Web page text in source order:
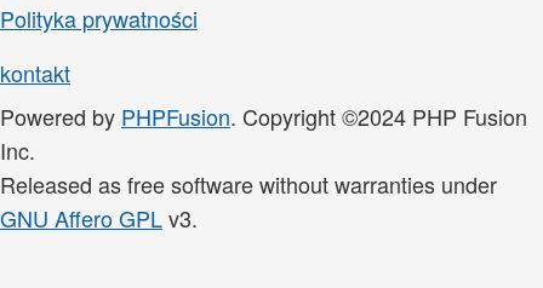
Polityka prywatności
kontakt
Powered by PHPFusion. Copyright ©2024 PHP Fusion
Inc.
Released as free software without warranties under
GNU Affero GPLv3.